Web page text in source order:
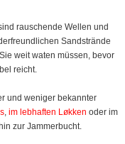
rauschende Wellen und
Sandstrände
weit waten müssen, bevor
reicht.
und weniger bekannter
, im lebhaften Løkken oder im
zur Jammerbucht.